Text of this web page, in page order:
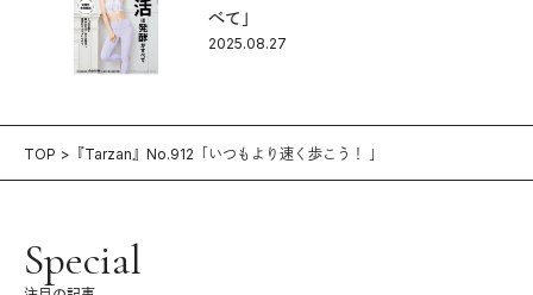
べて」
2025.08.27
TOP 『Tarzan』No.912「いつもより速く歩こう！ 」
Special